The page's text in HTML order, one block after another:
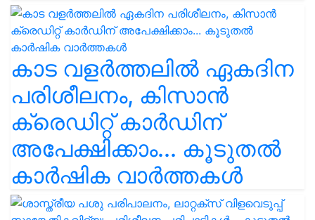
കാട വളര്‍ത്തലിൽ ഏകദിന
പരിശീലനം, കിസാൻ
ക്രെഡിറ്റ് കാർഡിന്
അപേക്ഷിക്കാം... കൂടുതൽ
കാർഷിക വാർത്തകൾ